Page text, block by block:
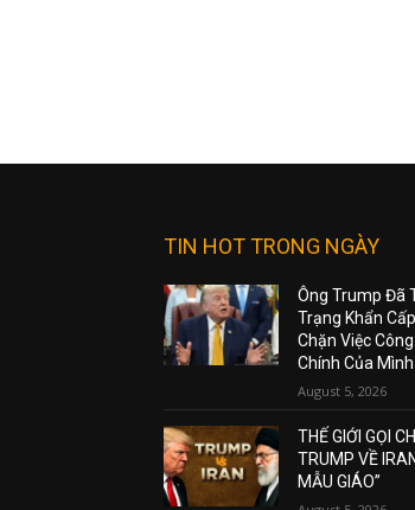
TIN HOT TRONG NGÀY
Ông Trump Đã
Trạng Khẩn
Chặn Việc
Chính Của
August 5, 2026
THẾ GIỚI GỌI
TRUMP VỀ
MẪU GIÁO”